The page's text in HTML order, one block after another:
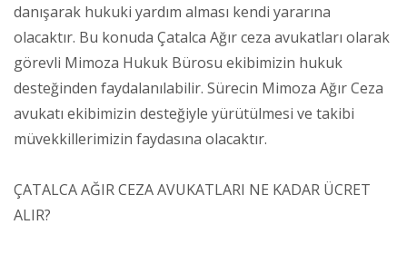
danışarak hukuki yardım alması kendi yararına
olacaktır. Bu konuda Çatalca Ağır ceza avukatları olarak
görevli Mimoza Hukuk Bürosu ekibimizin hukuk
desteğinden faydalanılabilir. Sürecin Mimoza Ağır Ceza
avukatı ekibimizin desteğiyle yürütülmesi ve takibi
müvekkillerimizin faydasına olacaktır.
ÇATALCA AĞIR CEZA AVUKATLARI NE KADAR ÜCRET
ALIR?